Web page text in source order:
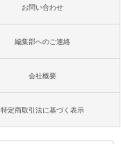
お問い合わせ
編集部へのご連絡
会社概要
特定商取引法に基づく表示